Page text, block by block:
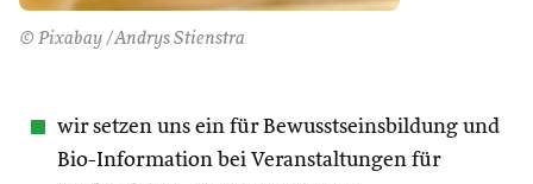
© Pixabay /Andrys Stienstra
wir setzen uns ein für Bewusstseinsbildung und
Bio-Information bei Veranstaltungen für